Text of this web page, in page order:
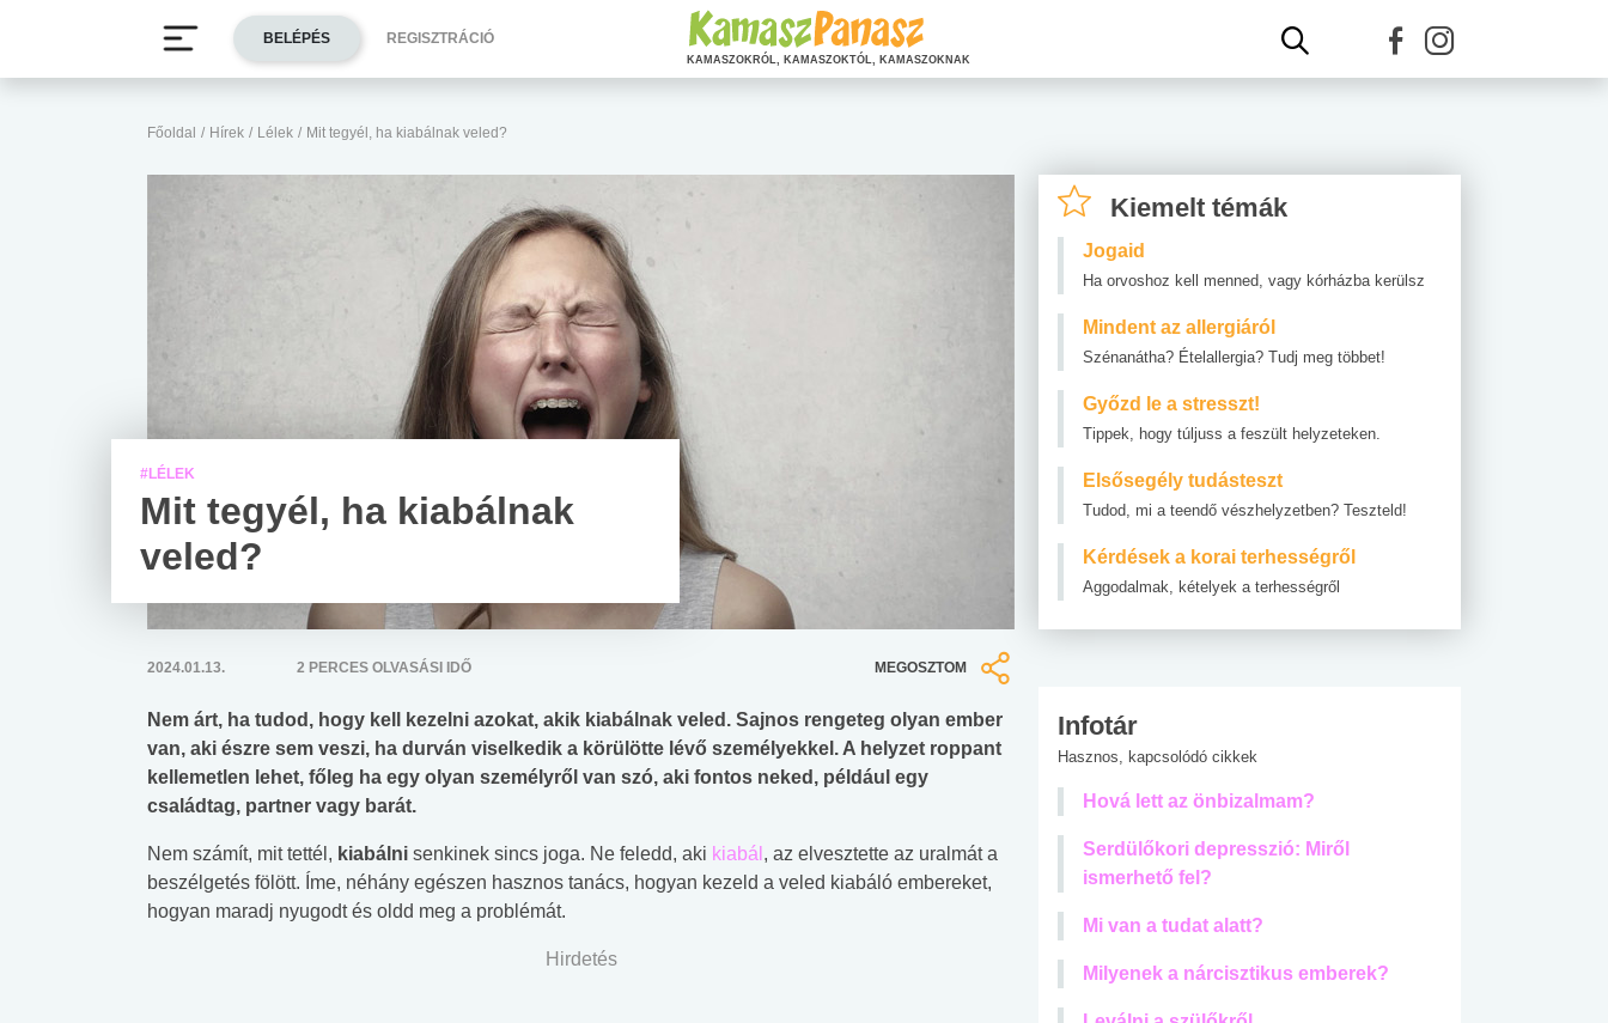
Főoldal / Hírek / Lélek / Mit tegyél, ha kiabálnak veled?
#LÉLEK
Mit tegyél, ha kiabálnak
veled?
2024.01.13. 2 PERCES OLVASÁSI IDŐ MEGOSZTOM
Nem árt, ha tudod, hogy kell kezelni azokat, akik kiabálnak veled. Sajnos rengeteg olyan ember
van, aki észre sem veszi, ha durván viselkedik a körülötte lévő személyekkel. A helyzet roppant
kellemetlen lehet, főleg ha egy olyan személyről van szó, aki fontos neked, például egy
családtag, partner vagy barát.
Nem számít, mit tettél, kiabálni senkinek sincs joga. Ne feledd, aki kiabál , az elvesztette az uralmát a
beszélgetés fölött. Íme, néhány egészen hasznos tanács, hogyan kezeld a veled kiabáló embereket,
hogyan maradj nyugodt és oldd meg a problémát.
Hirdetés
Kiemelt témák
Jogaid
Ha orvoshoz kell menned, vagy kórházba kerülsz
Mindent az allergiáról
Szénanátha? Ételallergia? Tudj meg többet!
Győzd le a stresszt!
Tippek, hogy túljuss a feszült helyzeteken.
Elsősegély tudásteszt
Tudod, mi a teendő vészhelyzetben? Teszteld!
Kérdések a korai terhességről
Aggodalmak, kételyek a terhességről
Infotár
Hasznos, kapcsolódó cikkek
Hová lett az önbizalmam?
Serdülőkori depresszió: Miről
ismerhető fel?
Mi van a tudat alatt?
Milyenek a nárcisztikus emberek?
BELÉPÉS REGISZTRÁCIÓ
KAMASZOKRÓL, KAMASZOKTÓL, KAMASZOKNAK